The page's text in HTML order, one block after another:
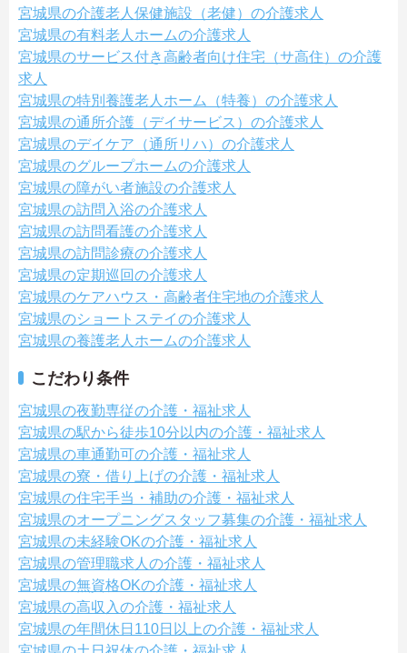
宮城県の介護老人保健施設（老健）の介護求人
宮城県の有料老人ホームの介護求人
宮城県のサービス付き高齢者向け住宅（サ高住）の介護
求人
宮城県の特別養護老人ホーム（特養）の介護求人
宮城県の通所介護（デイサービス）の介護求人
宮城県のデイケア（通所リハ）の介護求人
宮城県のグループホームの介護求人
宮城県の障がい者施設の介護求人
宮城県の訪問入浴の介護求人
宮城県の訪問看護の介護求人
宮城県の訪問診療の介護求人
宮城県の定期巡回の介護求人
宮城県のケアハウス・高齢者住宅地の介護求人
宮城県のショートステイの介護求人
宮城県の養護老人ホームの介護求人
こだわり条件
宮城県の夜勤専従の介護・福祉求人
宮城県の駅から徒歩10分以内の介護・福祉求人
宮城県の車通勤可の介護・福祉求人
宮城県の寮・借り上げの介護・福祉求人
宮城県の住宅手当・補助の介護・福祉求人
宮城県のオープニングスタッフ募集の介護・福祉求人
宮城県の未経験OKの介護・福祉求人
宮城県の管理職求人の介護・福祉求人
宮城県の無資格OKの介護・福祉求人
宮城県の高収入の介護・福祉求人
宮城県の年間休日110日以上の介護・福祉求人